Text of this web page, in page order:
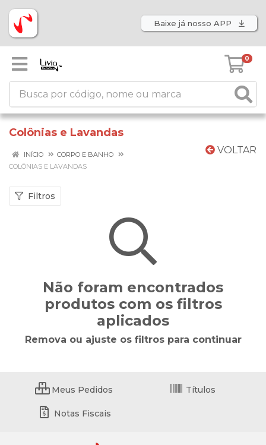
Baixe já nosso APP
0
Colônias e Lavandas
VOLTAR
INÍCIO
CORPO E BANHO
COLÔNIAS E LAVANDAS
Filtros
Não foram encontrados
produtos com os filtros
aplicados
Remova ou ajuste os filtros para continuar
Meus Pedidos Títulos
Notas Fiscais